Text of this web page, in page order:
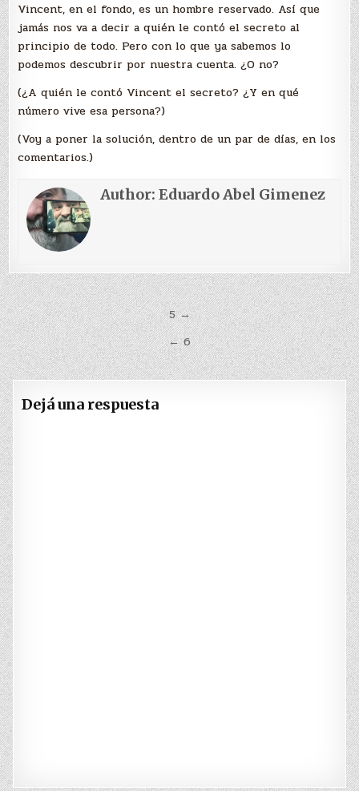
Vincent, en el fondo, es un hombre reservado. Así que
jamás nos va a decir a quién le contó el secreto al
principio de todo. Pero con lo que ya sabemos lo
podemos descubrir por nuestra cuenta. ¿O no?
(¿A quién le contó Vincent el secreto? ¿Y en qué
número vive esa persona?)
(Voy a poner la solución, dentro de un par de días, en los
comentarios.)
Author:Eduardo Abel Gimenez
Navegación
de
entradas
5 →
← 6
Dejá una respuesta